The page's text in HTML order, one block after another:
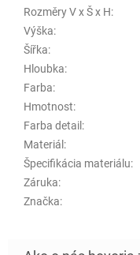
Rozměry V x Š x H:
Výška:
Šířka:
Hloubka:
Farba:
Hmotnost:
Farba detail :
Materiál :
Špecifikácia materiálu:
Záruka:
Značka: